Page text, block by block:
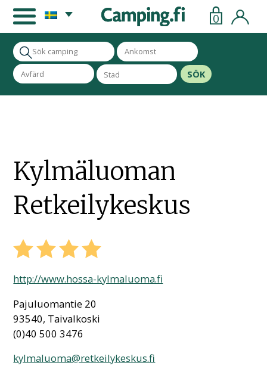
0
SÖK
Kylmäluoman
Retkeilykeskus
http://www.hossa-kylmaluoma.fi
Pajuluomantie 20
93540, Taivalkoski
(0)40 500 3476
kylmaluoma@retkeilykeskus.fi